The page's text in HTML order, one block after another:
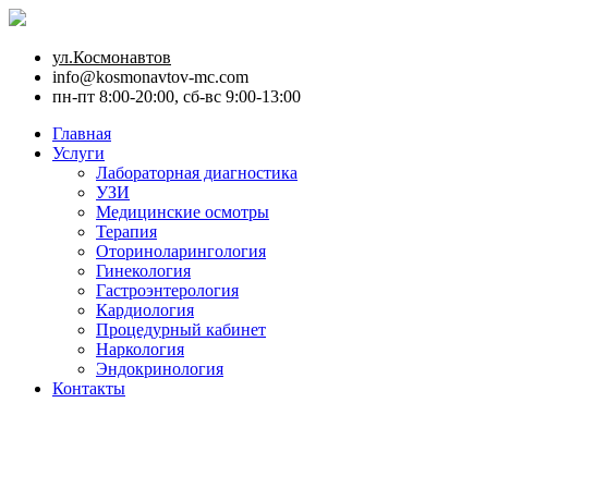
ул.Космонавтов
info@kosmonavtov-mc.com
пн-пт 8:00-20:00, сб-вс 9:00-13:00
Главная
Услуги
Лабораторная диагностика
УЗИ
Медицинские осмотры
Терапия
Оториноларингология
Гинекология
Гастроэнтерология
Кардиология
Процедурный кабинет
Наркология
Эндокринология
Контакты